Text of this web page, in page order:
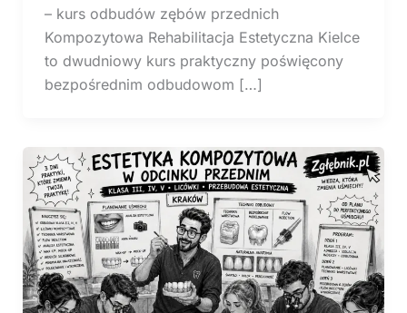
– kurs odbudów zębów przednich
Kompozytowa Rehabilitacja Estetyczna Kielce
to dwudniowy kurs praktyczny poświęcony
bezpośrednim odbudowom […]